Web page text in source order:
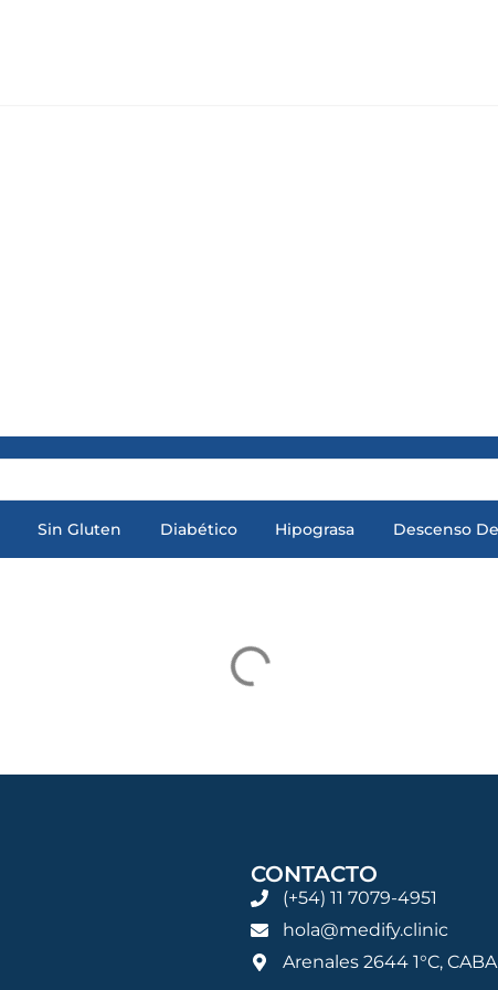
Sin Gluten Diabético Hipograsa Descenso
CONTACTO
(+54) 11 7079-4951
hola@medify.clinic
Arenales 2644 1°C,